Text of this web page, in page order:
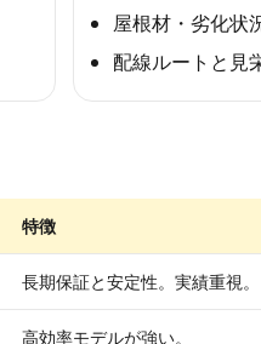
屋根材・劣化状
配線ルートと見
特徴
長期保証と安定性。実績重視。
高効率モデルが強い。